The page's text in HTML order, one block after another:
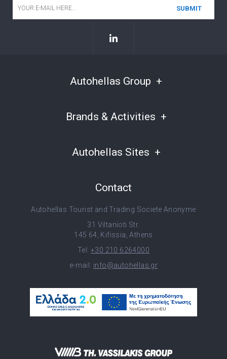
Autohellas Group
Brands & Activities
Autohellas Sites
Contact
Autohellas Tourist and Trading Societe Anonyme
31 Viltanioti Str.
145 64, Kifissia, Athens
Tel: +30 210 6264000
e-mail: info@autohellas.gr